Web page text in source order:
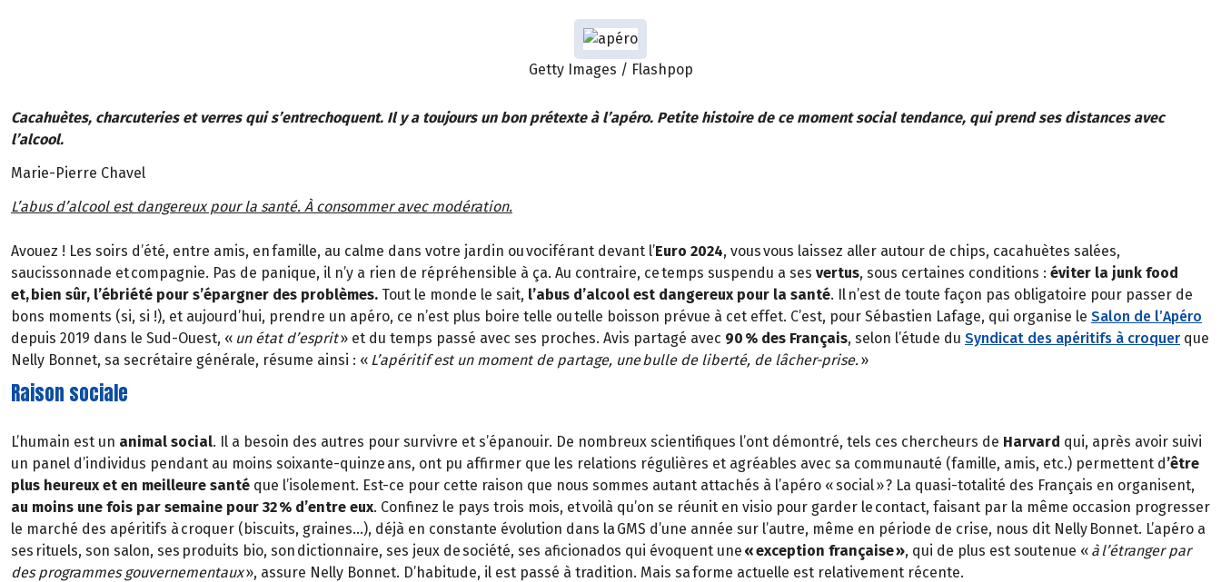
Getty Images / Flashpop
Cacahuètes, charcuteries et verres qui s’entrechoquent. Il y a toujours un bon prétexte à l’apéro. Petite histoire de ce moment social tendance, qui prend ses distances avec
l’alcool.
Marie-Pierre Chavel
L’abus d’alcool est dangereux pour la santé. À consommer avec modération.
Avouez ! Les soirs d’été, entre amis, en famille, au calme dans votre jardin ou vociférant devant l’Euro 2024, vous vous laissez aller autour de chips, cacahuètes salées,
saucissonnade et compagnie. Pas de panique, il n’y a rien de répréhensible à ça. Au contraire, ce temps suspendu a ses vertus, sous certaines conditions : éviter la junk food
et, bien sûr, l’ébriété pour s’épargner des problèmes. Tout le monde le sait, l’abus d’alcool est dangereux pour la santé. Il n’est de toute façon pas obligatoire pour passer de
bons moments (si, si !), et aujourd’hui, prendre un apéro, ce n’est plus boire telle ou telle boisson prévue à cet effet. C’est, pour Sébastien Lafage, qui organise le Salon de l’Apéro
depuis 2019 dans le Sud-Ouest, « un état d’esprit» et du temps passé avec ses proches. Avis partagé avec 90 % des Français, selon l’étude du Syndicat des apéritifs à croquer que
Nelly Bonnet, sa secrétaire générale, résume ainsi : « L’apéritif est un moment de partage, une bulle de liberté, de lâcher-prise.»
Raison sociale
L’humain est un animal social. Il a besoin des autres pour survivre et s’épanouir. De nombreux scientifiques l’ont démontré, tels ces chercheurs de Harvard qui, après avoir suivi
un panel d’individus pendant au moins soixante-quinze ans, ont pu affirmer que les relations régulières et agréables avec sa communauté (famille, amis, etc.) permettent d’être
plus heureux et en meilleure santé que l’isolement. Est-ce pour cette raison que nous sommes autant attachés à l’apéro « social » ? La quasi-totalité des Français en organisent,
au moins une fois par semaine pour 32 % d’entre eux. Confinez le pays trois mois, et voilà qu’on se réunit en visio pour garder le contact, faisant par la même occasion progresser
le marché des apéritifs à croquer (biscuits, graines…), déjà en constante évolution dans la GMS d’une année sur l’autre, même en période de crise, nous dit Nelly Bonnet. L’apéro a
ses rituels, son salon, ses produits bio, son dictionnaire, ses jeux de société, ses aficionados qui évoquent une « exception française », qui de plus est soutenue « à l’étranger par
des programmes gouvernementaux», assure Nelly Bonnet. D’habitude, il est passé à tradition. Mais sa forme actuelle est relativement récente.